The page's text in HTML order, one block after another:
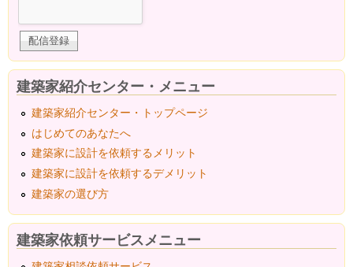
建築家紹介センター・メニュー
建築家紹介センター・トップページ
はじめてのあなたへ
建築家に設計を依頼するメリット
建築家に設計を依頼するデメリット
建築家の選び方
建築家依頼サービスメニュー